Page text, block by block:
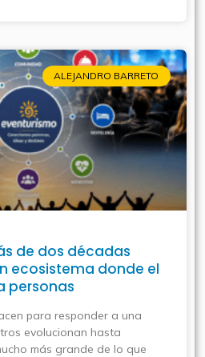
ALEJANDRO BARRETO
de dos décadas
ecosistema donde el
personas
para responder a una
evolucionan hasta
más grande de lo que